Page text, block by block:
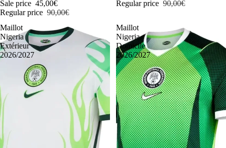
Sale price 45,00€
Regular price 90,00€
Regular price 90,00€
Maillot
Nigeria
Extérieur
2026/2027
Maillot
Nigeria
Domicile
2026/2027